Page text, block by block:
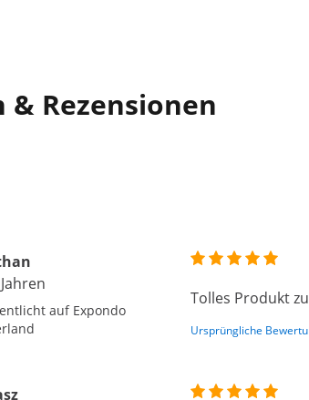
Rezensionen
auf Expondo
Tolles Produkt
Ursprüngliche